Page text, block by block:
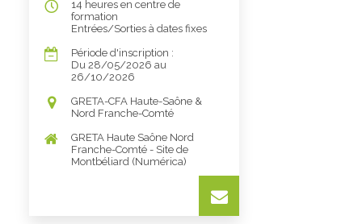
14 heures en centre de
formation
Entrées/Sorties à dates fixes
Période d'inscription :
Du 28/05/2026 au
26/10/2026
GRETA-CFA Haute-Saône &
Nord Franche-Comté
GRETA Haute Saône Nord
Franche-Comté - Site de
Montbéliard (Numérica)